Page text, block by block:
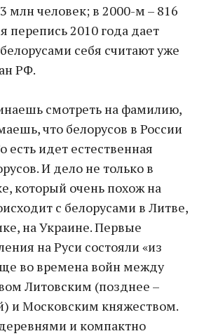
млн человек; в 2000-м – 816
перепись 2010 года дает
себя считают уже
РФ.
смотреть на фамилию,
что белорусов в России
есть идет естественная
И дело не только в
который очень похож на
с белорусами в Литве,
на Украине. Первые
на Руси состояли «из
во времена войн между
Литовским (позднее –
и Московским княжеством.
и компактно